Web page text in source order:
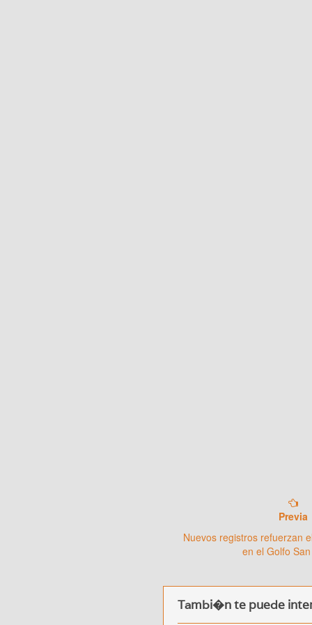
Previa
Nuevos registros refuerzan
en el Golfo
Tambi�n te puede